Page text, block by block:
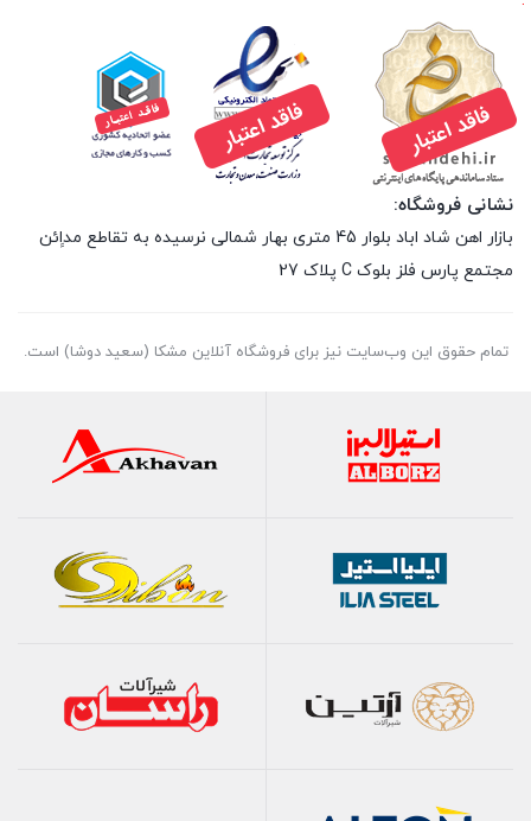
نشانی فروشگاه:
بازار اهن شاد اباد بلوار 45 متری بهار شمالی نرسیده به تقاطع مداِِئن
مجتمع پارس فلز بلوک C پلاک 27
تمام حقوق اين وب‌سايت نیز برای فروشگاه آنلاین مشکا (سعید دوشا) است.